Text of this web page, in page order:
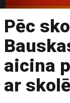
Pēc
aicina
ar